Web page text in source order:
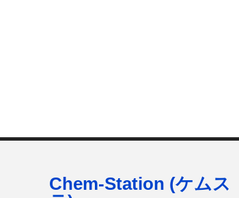
Chem-Station (ケムス